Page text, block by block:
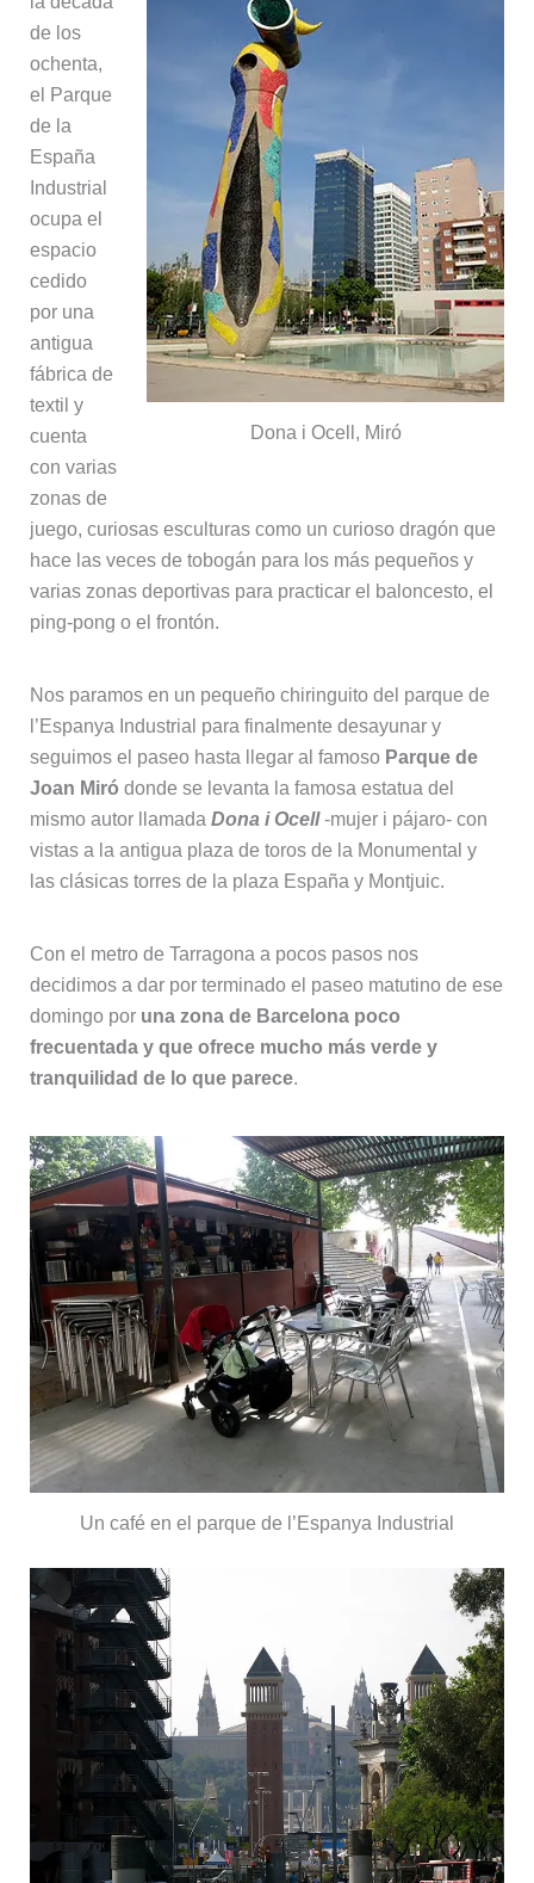
Dona i Ocell, Miró
de los
ochenta,
el Parque
de la
España
Industrial
ocupa el
espacio
cedido
por una
antigua
fábrica de
textil y
cuenta
con varias
zonas de
juego, curiosas esculturas como un curioso dragón que
hace las veces de tobogán para los más pequeños y
varias zonas deportivas para practicar el baloncesto, el
ping-pong o el frontón.
Nos paramos en un pequeño chiringuito del parque de
l’Espanya Industrial para finalmente desayunar y
seguimos el paseo hasta llegar al famoso Parque de
Joan Miró donde se levanta la famosa estatua del
mismo autor llamada Dona i Ocell-mujer i pájaro- con
vistas a la antigua plaza de toros de la Monumental y
las clásicas torres de la plaza España y Montjuic.
Con el metro de Tarragona a pocos pasos nos
decidimos a dar por terminado el paseo matutino de ese
domingo por una zona de Barcelona poco
frecuentada y que ofrece mucho más verde y
tranquilidad de lo que parece.
Un café en el parque de l’Espanya Industrial